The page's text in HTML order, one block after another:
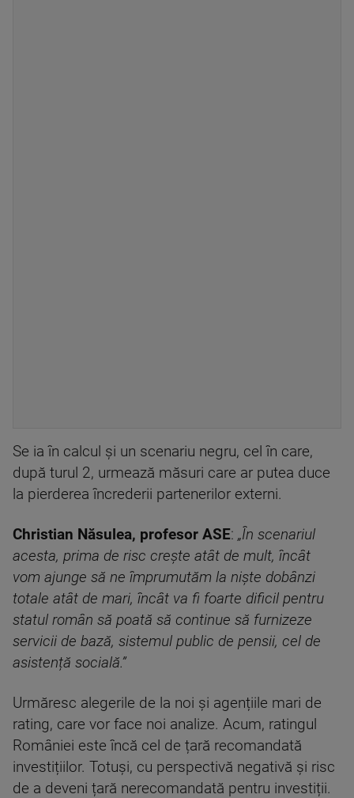
Se ia în calcul și un scenariu negru, cel în care,
după turul 2, urmează măsuri care ar putea duce
la pierderea încrederii partenerilor externi.
Christian Năsulea, profesor ASE: „În scenariul
acesta, prima de risc crește atât de mult, încât
vom ajunge să ne împrumutăm la niște dobânzi
totale atât de mari, încât va fi foarte dificil pentru
statul român să poată să continue să furnizeze
servicii de bază, sistemul public de pensii, cel de
asistență socială.”
Urmăresc alegerile de la noi și agențiile mari de
rating, care vor face noi analize. Acum, ratingul
României este încă cel de țară recomandată
investițiilor. Totuși, cu perspectivă negativă și risc
de a deveni țară nerecomandată pentru investiții.